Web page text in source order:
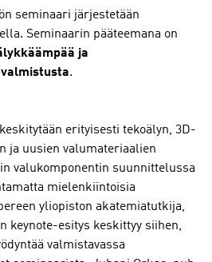
seminaari järjestetään
Seminaarin pääteemana on
ja
.
erityisesti tekoälyn, 3D-
ja uusien valumateriaalien
valukomponentin suunnittelussa
mielenkiintoisia
yliopiston akatemiatutkija,
keynote-esitys keskittyy siihen,
valmistavassa